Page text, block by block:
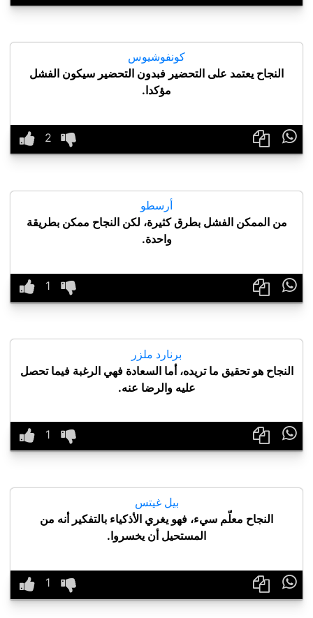
كونفوشيوس
النجاح يعتمد على التحضير فبدون التحضير سيكون الفشل
مؤكدا.

أرسطو
من الممكن الفشل بطرق كثيرة، لكن النجاح ممكن بطريقة
واحدة.

برنارد ملزر
النجاح هو تحقيق ما تريده، أما السعادة فهي الرغبة فيما تحصل
عليه والرضا عنه.

بيل غيتس
النجاح معلّم سيء، فهو يغري الأذكياء بالتفكير أنه من
المستحيل أن يخسروا.
